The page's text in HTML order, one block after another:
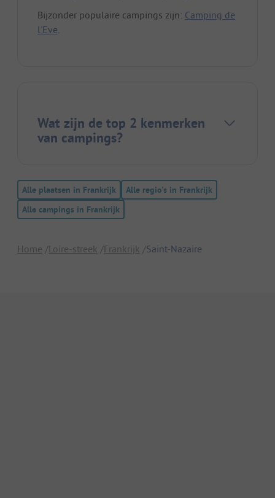
Bijzonder populaire campings zijn: Camping de
l'Eve.
Wat zijn de top 2 kenmerken
van campings?
Alle plaatsen in Frankrijk
Alle regio's in Frankrijk
Alle campings in Frankrijk
Home Loire-streek Frankrijk Saint-Nazaire